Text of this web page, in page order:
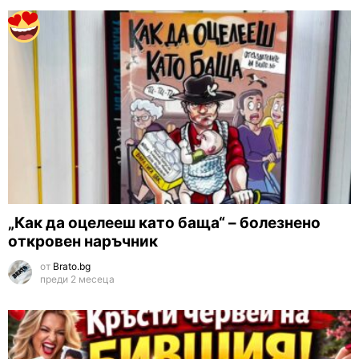
„Как да оцелееш като баща“ – болезнено
откровен наръчник
от Brato.bg
преди 2 месеца